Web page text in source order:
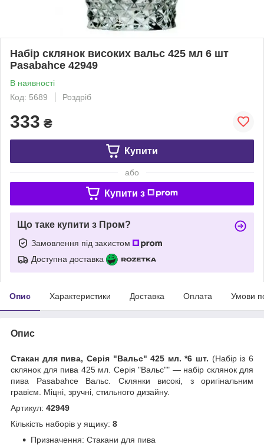
Набір склянок високих вальс 425 мл 6 шт
Pasabahce 42949
В наявності
Код: 5689
Роздріб
333 ₴
Купити
або
Купити з
Що таке купити з Пром?
Замовлення під захистом
Доступна доставка
Опис Характеристики Доставка Оплата Умови
Опис
Стакан для пива, Серія "Вальс" 425 мл. *6 шт. (Набір із 6
склянок для пива 425 мл. Серія "Вальс"" — набір склянок для
пива Pasabahce Вальс. Склянки високі, з оригінальним
гравієм. Міцні, зручні, стильного дизайну.
Артикул: 42949
Кількість наборів у ящику: 8
Призначення: Стакани для пива